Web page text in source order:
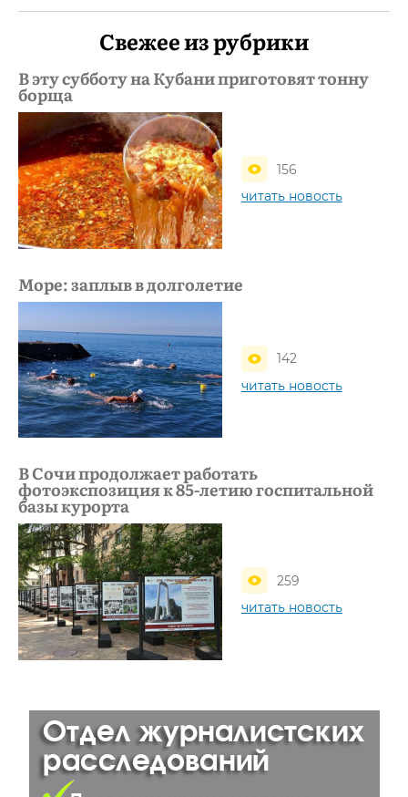
Свежее из рубрики
В эту субботу на Кубани приготовят тонну
борща
156
читать новость
Море: заплыв в долголетие
142
читать новость
В Сочи продолжает работать
фотоэкспозиция к 85-летию госпитальной
базы курорта
259
читать новость